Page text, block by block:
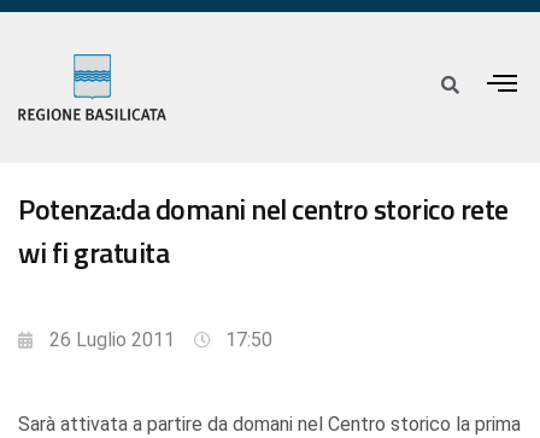
Potenza:da domani nel centro storico rete
wi fi gratuita
26 Luglio 2011 17:50
Sarà attivata a partire da domani nel Centro storico la prima